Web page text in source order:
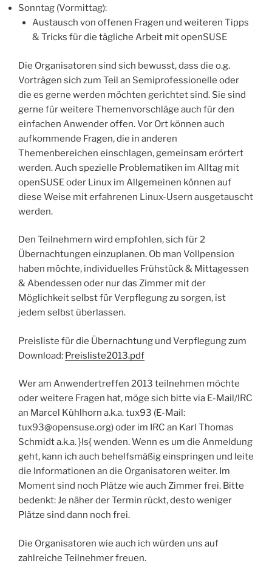
Sonntag (Vormittag):
Austausch von offenen Fragen und weiteren Tipps
& Tricks für die tägliche Arbeit mit openSUSE
Die Organisatoren sind sich bewusst, dass die o.g.
Vorträgen sich zum Teil an Semiprofessionelle oder
die es gerne werden möchten gerichtet sind. Sie sind
gerne für weitere Themenvorschläge auch für den
einfachen Anwender offen. Vor Ort können auch
aufkommende Fragen, die in anderen
Themenbereichen einschlagen, gemeinsam erörtert
werden. Auch spezielle Problematiken im Alltag mit
openSUSE oder Linux im Allgemeinen können auf
diese Weise mit erfahrenen Linux-Usern ausgetauscht
werden.
Den Teilnehmern wird empfohlen, sich für 2
Übernachtungen einzuplanen. Ob man Vollpension
haben möchte, individuelles Frühstück & Mittagessen
& Abendessen oder nur das Zimmer mit der
Möglichkeit selbst für Verpflegung zu sorgen, ist
jedem selbst überlassen.
Preisliste für die Übernachtung und Verpflegung zum
Download: Preisliste2013.pdf
Wer am Anwendertreffen 2013 teilnehmen möchte
oder weitere Fragen hat, möge sich bitte via E-Mail/IRC
an Marcel Kühlhorn a.k.a. tux93 (E-Mail:
tux93@opensuse.org) oder im IRC an Karl Thomas
Schmidt a.k.a. }ls{ wenden. Wenn es um die Anmeldung
geht, kann ich auch behelfsmäßig einspringen und leite
die Informationen an die Organisatoren weiter. Im
Moment sind noch Plätze wie auch Zimmer frei. Bitte
bedenkt: Je näher der Termin rückt, desto weniger
Plätze sind dann noch frei.
Die Organisatoren wie auch ich würden uns auf
zahlreiche Teilnehmer freuen.